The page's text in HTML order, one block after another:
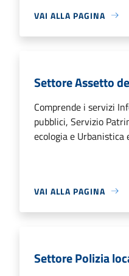
VAI ALLA PAGINA
Settore Assetto
Comprende i servizi
pubblici, Servizio
ecologia e Urbanistica
VAI ALLA PAGINA
Settore Polizia